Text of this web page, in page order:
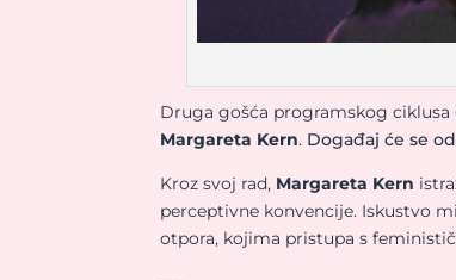
Druga gošća programskog ciklusa
Margareta Kern. Događaj će se
Kroz svoj rad, Margareta Kern
perceptivne konvencije. Iskustvo
otpora, kojima pristupa s